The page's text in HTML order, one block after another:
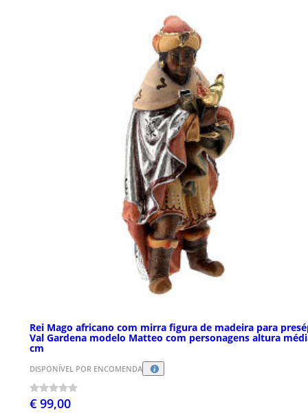
Rei Mago africano com mirra figura de madeira para
Val Gardena modelo Matteo com personagens altura
cm
DISPONÍVEL POR ENCOMENDA
€ 99,00